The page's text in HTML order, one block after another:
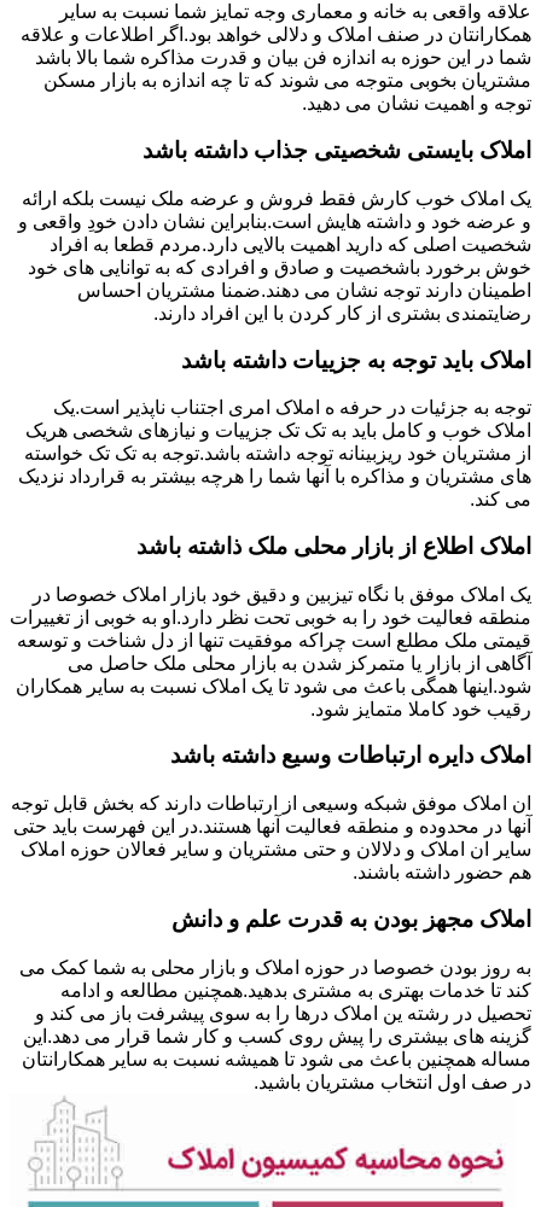
علاقه واقعی به خانه و معماری وجه تمایز شما نسبت به سایر
همکارانتان در صنف املاک و دلالی خواهد بود.اگر اطلاعات و علاقه
شما در این حوزه به اندازه فن بیان و قدرت مذاکره شما بالا باشد
مشتریان بخوبی متوجه می شوند که تا چه اندازه به بازار مسکن
توجه و اهمیت نشان می دهید.
املاک بایستی شخصیتی جذاب داشته باشد
یک املاک خوب کارش فقط فروش و عرضه ملک نیست بلکه ارائه
و عرضه خود و داشته هایش است.بنابراین نشان دادن خودِ واقعی و
شخصیت اصلی که دارید اهمیت بالایی دارد.مردم قطعا به افراد
خوش برخورد باشخصیت و صادق و افرادی که به توانایی های خود
اطمینان دارند توجه نشان می دهند.ضمنا مشتریان احساس
رضایتمندی بشتری از کار کردن با این افراد دارند.
املاک باید توجه به جزییات داشته باشد
توجه به جزئیات در حرفه ه املاک امری اجتناب ناپذیر است.یک
املاک خوب و کامل باید به تک تک جزییات و نیازهای شخصی هریک
از مشتریان خود ریزبینانه توجه داشته باشد.توجه به تک تک خواسته
های مشتریان و مذاکره با آنها شما را هرچه بیشتر به قرارداد نزدیک
می کند.
املاک اطلاع از بازار محلی ملک ذاشته باشد
یک املاک موفق با نگاه تیزبین و دقیق خود بازار املاک خصوصا در
منطقه فعالیت خود را به خوبی تحت نظر دارد.او به خوبی از تغییرات
قیمتی ملک مطلع است چراکه موفقیت تنها از دل شناخت و توسعه
آگاهی از بازار یا متمرکز شدن به بازار محلی ملک حاصل می
شود.اینها همگی باعث می شود تا یک املاک نسبت به سایر همکاران
رقیب خود کاملا متمایز شود.
املاک دایره ارتباطات وسیع داشته باشد
ان املاک موفق شبکه وسیعی از ارتباطات دارند که بخش قابل توجه
آنها در محدوده و منطقه فعالیت آنها هستند.در این فهرست باید حتی
سایر ان املاک و دلالان و حتی مشتریان و سایر فعالان حوزه املاک
هم حضور داشته باشند.
املاک مجهز بودن به قدرت علم و دانش
به روز بودن خصوصا در حوزه املاک و بازار محلی به شما کمک می
کند تا خدمات بهتری به مشتری بدهید.همچنین مطالعه و ادامه
تحصیل در رشته ین املاک درها را به سوی پیشرفت باز می کند و
گزینه های بیشتری را پیش روی کسب و کار شما قرار می دهد.این
مساله همچنین باعث می شود تا همیشه نسبت به سایر همکارانتان
در صف اول انتخاب مشتریان باشید.